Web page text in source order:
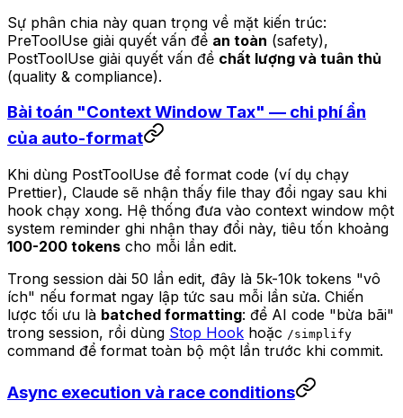
Sự phân chia này quan trọng về mặt kiến trúc:
PreToolUse giải quyết vấn đề an toàn (safety),
PostToolUse giải quyết vấn đề chất lượng và tuân thủ
(quality & compliance).
Bài toán "Context Window Tax" — chi phí ẩn
của auto-format
Khi dùng PostToolUse để format code (ví dụ chạy
Prettier), Claude sẽ nhận thấy file thay đổi ngay sau khi
hook chạy xong. Hệ thống đưa vào context window một
system reminder ghi nhận thay đổi này, tiêu tốn khoảng
100-200 tokens cho mỗi lần edit.
Trong session dài 50 lần edit, đây là 5k-10k tokens "vô
ích" nếu format ngay lập tức sau mỗi lần sửa. Chiến
lược tối ưu là batched formatting: để AI code "bừa bãi"
trong session, rồi dùng Stop Hook hoặc /simplify
command để format toàn bộ một lần trước khi commit.
Async execution và race conditions